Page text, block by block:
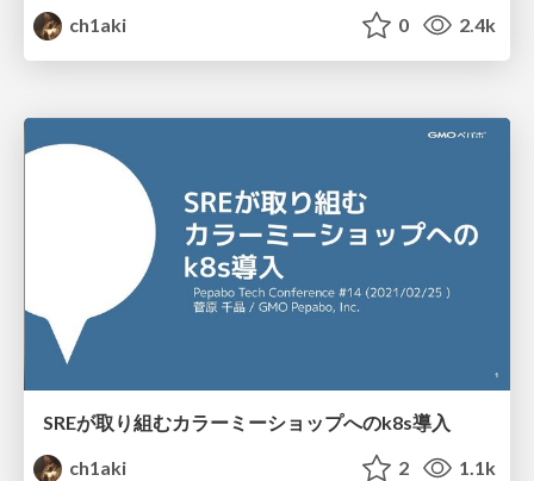
ch1aki
0 2.4k
SREが取り組むカラーミーショップへのk8s導入
ch1aki
2 1.1k